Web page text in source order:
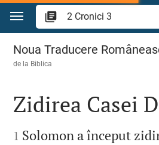
Sari la conținut
2 Cronici 3
Noua Traducere
de la Biblica

Zidirea Casei

1 Solomon a început